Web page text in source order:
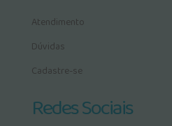
Atendimento
Dúvidas
Cadastre-se
Redes Sociais